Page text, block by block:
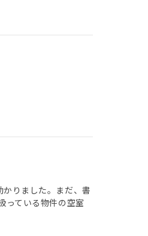
りました。まだ、書
っている物件の空室